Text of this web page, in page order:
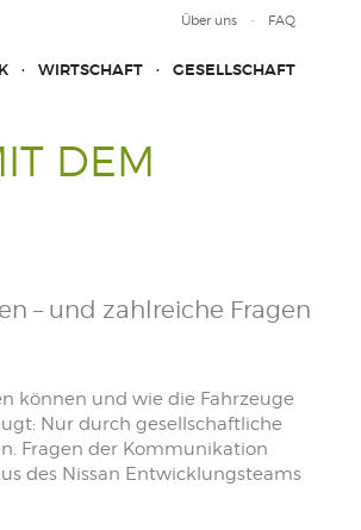
Über uns FAQ
WIRTSCHAFT GESELLSCHAFT
DEM
– und zahlreiche Fragen
können und wie die Fahrzeuge
Nur durch gesellschaftliche
Fragen der Kommunikation
des Nissan Entwicklungsteams